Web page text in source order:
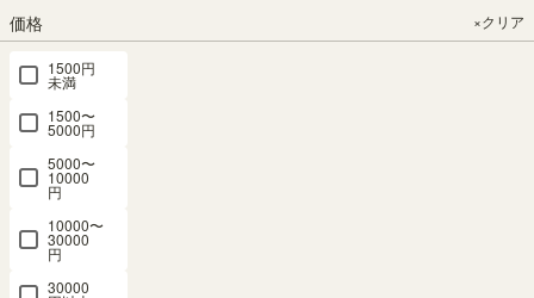
価格 ×クリア
1500円
未満
1500〜
5000円
5000〜
10000
円
10000〜
30000
円
30000
会員登録（無料）